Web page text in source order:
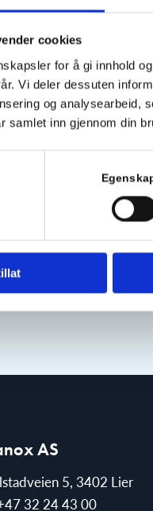
cookies
for å gi innhold
Vi deler dessuten
og analysearbeid,
samlet inn gjennom din
AS
5, 3402 Lier
32 24 43 00